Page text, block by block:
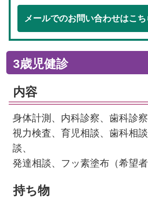
メールでのお問い合わせはこち
3歳児健診
内容
身体計測、内科診察、歯科診察
視力検査、育児相談、歯科相
談、
発達相談、フッ素塗布（希望者
持ち物